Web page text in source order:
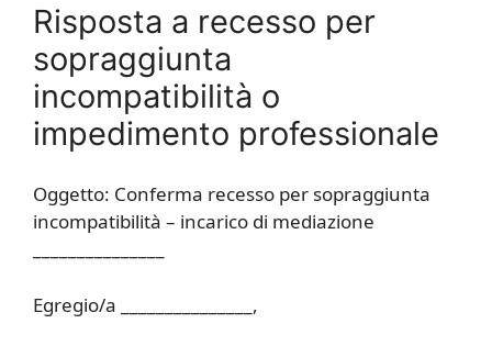
Risposta a recesso per
sopraggiunta
incompatibilità o
impedimento professionale
Oggetto: Conferma recesso per sopraggiunta
incompatibilità – incarico di mediazione
Egregio/a _______________,